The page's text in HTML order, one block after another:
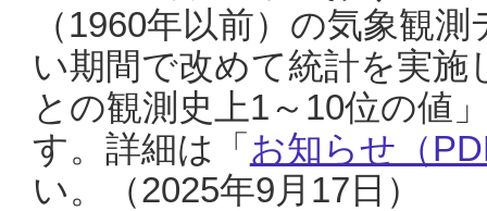
（1960年以前）の気象観
い期間で改めて統計を実
との観測史上1～10位の値
す。詳細は「 お知らせ（
い。（2025年9月17日）